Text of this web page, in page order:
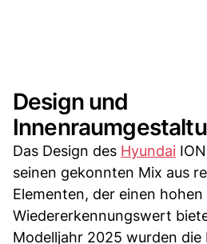
Design und
Das Design des Hyundai
seinen gekonnten Mix aus
Elementen, der einen hohen
Wiedererkennungswert
Modelljahr 2025 wurden